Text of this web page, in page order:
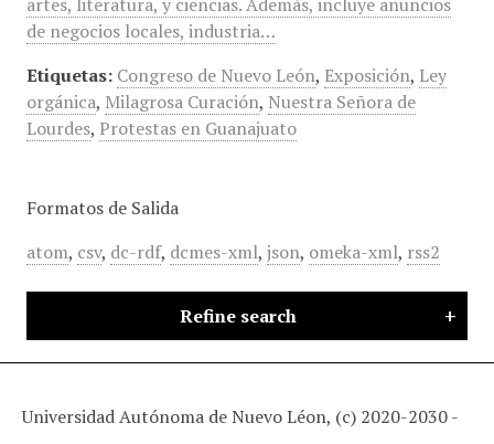
de negocios locales, industria…
Etiquetas: Congreso de Nuevo León, Exposición, Ley
orgánica, Milagrosa Curación, Nuestra Señora de
Lourdes, Protestas en Guanajuato
Formatos de Salida
atom, csv, dc-rdf, dcmes-xml, json, omeka-xml, rss2
Refine search
Universidad Autónoma de Nuevo Léon, (c) 2020-2030 -